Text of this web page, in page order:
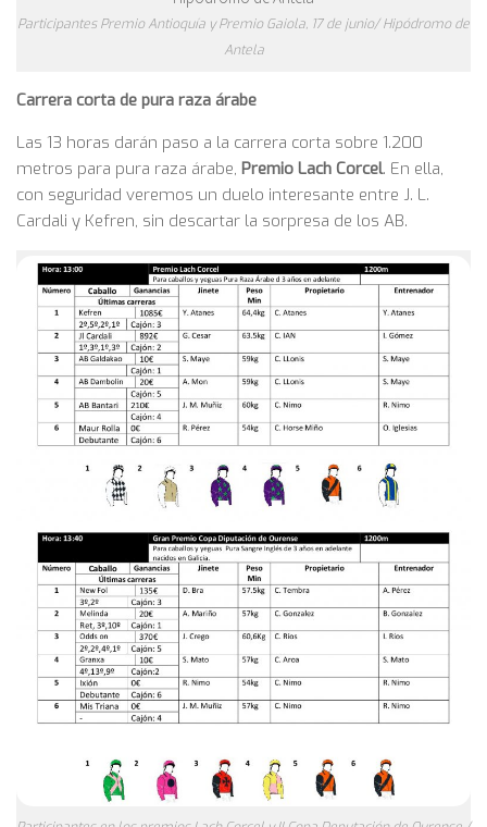
Participantes Premio Antioquía y Premio Gaiola, 17 de junio/ Hipódromo de
Antela
Carrera corta de pura raza árabe
Las 13 horas darán paso a la carrera corta sobre 1.200
metros para pura raza árabe, Premio Lach Corcel. En ella,
con seguridad veremos un duelo interesante entre J. L.
Cardali y Kefren, sin descartar la sorpresa de los AB.